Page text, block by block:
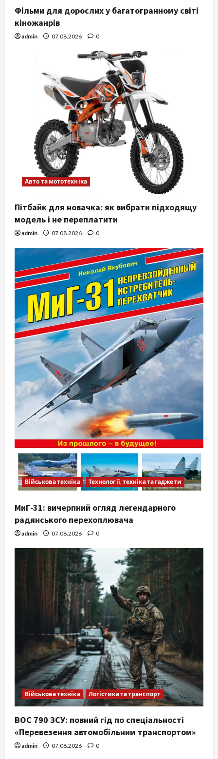
Фільми для дорослих у багатогранному світі
кіножанрів
admin 07.08.2026 0
Авто та мототехніка
Пітбайк для новачка: як вибрати підходящу
модель і не переплатити
admin 07.08.2026 0
Військова техніка Технології, техніка та гаджети
МиГ-31: вичерпний огляд легендарного
радянського перехоплювача
admin 07.08.2026 0
Військова техніка Логістика та транспорт
ВОС 790 ЗСУ: повний гід по спеціальності
«Перевезення автомобільним транспортом»
admin 07.08.2026 0